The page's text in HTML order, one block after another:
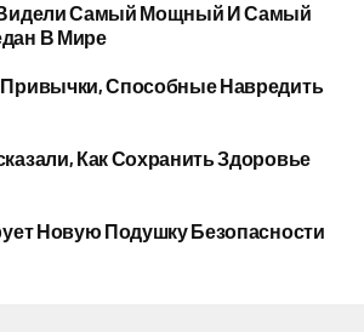
Самый Мощный И Самый
В Мире
Способные Навредить
Как Сохранить Здоровье
Новую Подушку Безопасности